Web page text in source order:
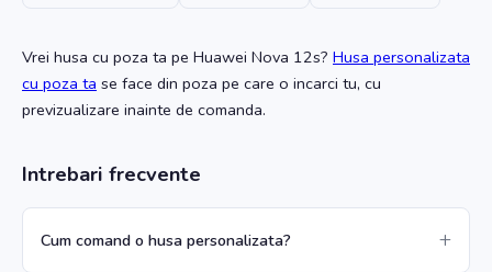
Vrei husa cu poza ta pe Huawei Nova 12s? Husa personalizata
cu poza ta se face din poza pe care o incarci tu, cu
previzualizare inainte de comanda.
Intrebari frecvente
Cum comand o husa personalizata?